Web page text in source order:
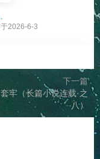
。
2026-6-3
下一篇
牢（长篇小说连载·之
八）